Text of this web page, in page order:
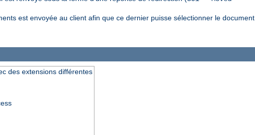
est envoyée au client afin que ce dernier puisse sélectionner le document
des extensions différentes